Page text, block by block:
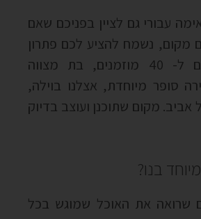
עבורי גם לציין בפניכם שאם
מקום, נשמח להציע לכם פתרון
מושלם שמתאים ל- 40 מוזמנים, בת מצווה
סופר מיוחדת, אצלנו בוילה,
מתל אביב. מקום שתוכנן ועוצב בדיוק
בנו?
שרואה את האוכל שמוגש בכל